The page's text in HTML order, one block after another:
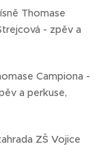
Thomase
- zpěv a
Campiona -
a perkuse,
ZŠ Vojice